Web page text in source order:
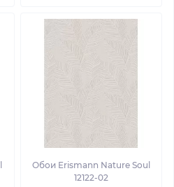
Обои Erismann Nature Soul
12122-02